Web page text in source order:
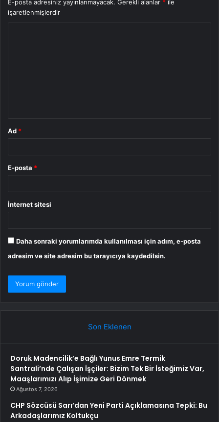
E-posta adresiniz yayınlanmayacak. Gerekli alanlar * ile
işaretlenmişlerdir
Ad *
E-posta *
İnternet sitesi
Daha sonraki yorumlarımda kullanılması için adım, e-posta
adresim ve site adresim bu tarayıcıya kaydedilsin.
Son Eklenen
Doruk Madencilik’e Bağlı Yunus Emre Termik
Santrali’nde Çalışan İşçiler: Bizim Tek Bir İsteğimiz Var,
Maaşlarımızı Alıp İşimize Geri Dönmek
Ağustos 7, 2026
CHP Sözcüsü Sarı’dan Yeni Parti Açıklamasına Tepki: Bu
Arkadaşlarımız Koltukçu